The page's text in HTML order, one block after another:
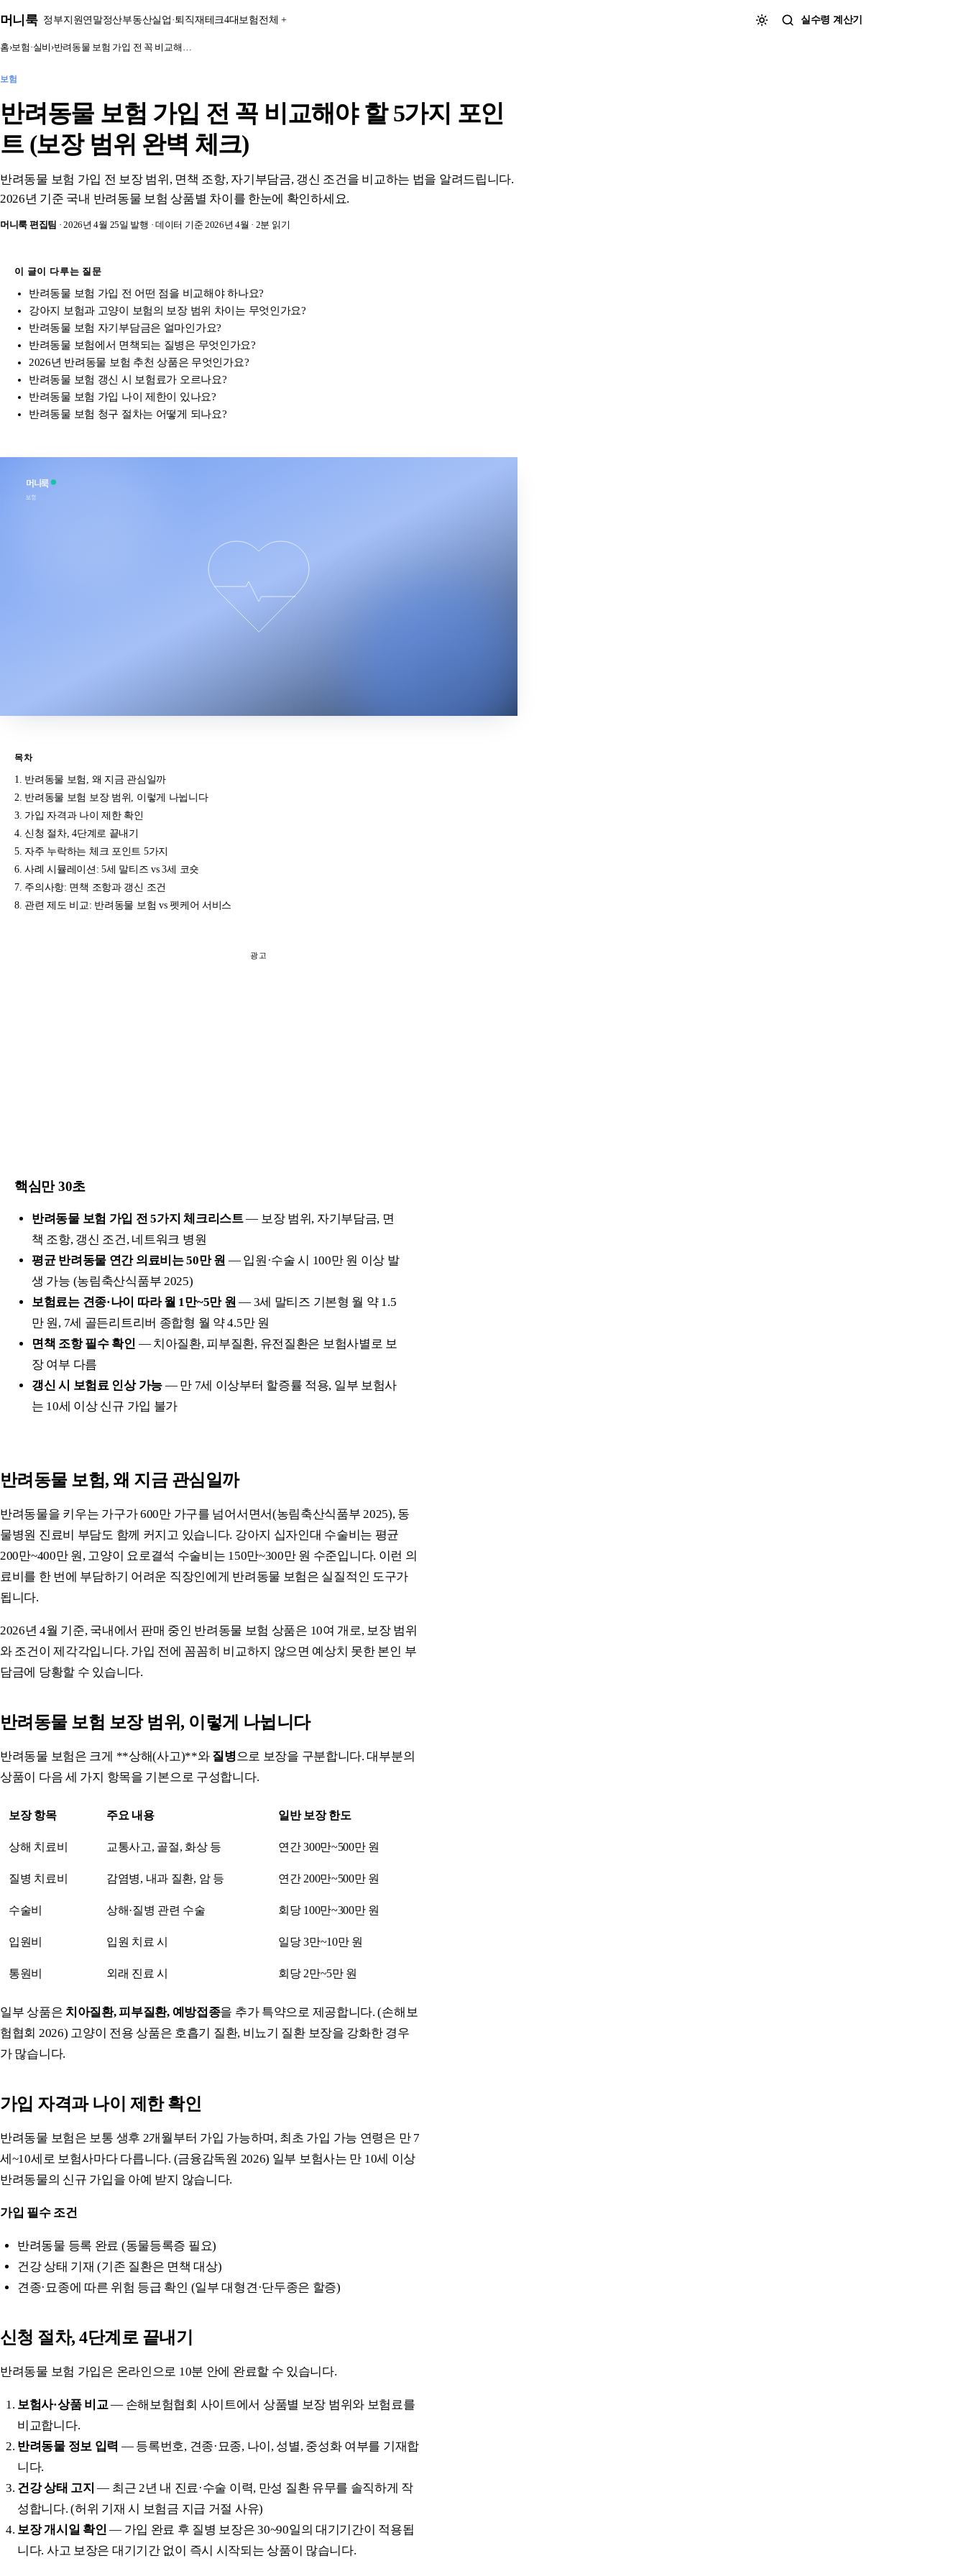
머니룩 정부지원연말정산부동산실업·퇴직재테크4대보험 전체 + 실수령 계산기
홈›보험·실비 ›반려동물 보험 가입 전 꼭 비교해…
보험
반려동물 보험 가입 전 꼭 비교해야 할 5가지 포인
트 (보장 범위 완벽 체크)
반려동물 보험 가입 전 보장 범위, 면책 조항, 자기부담금, 갱신 조건을 비교하는 법을 알려드립니다.
2026년 기준 국내 반려동물 보험 상품별 차이를 한눈에 확인하세요.
머니룩 편집팀 · 2026년 4월 25일 발행 · 데이터 기준 2026년 4월 · 2분 읽기
이 글이 다루는 질문
반려동물 보험 가입 전 어떤 점을 비교해야 하나요?
강아지 보험과 고양이 보험의 보장 범위 차이는 무엇인가요?
반려동물 보험 자기부담금은 얼마인가요?
반려동물 보험에서 면책되는 질병은 무엇인가요?
2026년 반려동물 보험 추천 상품은 무엇인가요?
반려동물 보험 갱신 시 보험료가 오르나요?
반려동물 보험 가입 나이 제한이 있나요?
반려동물 보험 청구 절차는 어떻게 되나요?
머니룩
보험
목차
반려동물 보험, 왜 지금 관심일까
반려동물 보험 보장 범위, 이렇게 나뉩니다
가입 자격과 나이 제한 확인
신청 절차, 4단계로 끝내기
자주 누락하는 체크 포인트 5가지
사례 시뮬레이션: 5세 말티즈 vs 3세 코숏
주의사항: 면책 조항과 갱신 조건
관련 제도 비교: 반려동물 보험 vs 펫케어 서비스
광고
핵심만 30초
반려동물 보험 가입 전 5가지 체크리스트— 보장 범위, 자기부담금, 면
책 조항, 갱신 조건, 네트워크 병원
평균 반려동물 연간 의료비는 50만 원 — 입원·수술 시 100만 원 이상 발
생 가능 (농림축산식품부 2025)
보험료는 견종·나이 따라 월 1만~5만 원 — 3세 말티즈 기본형 월 약 1.5
만 원, 7세 골든리트리버 종합형 월 약 4.5만 원
면책 조항 필수 확인 — 치아질환, 피부질환, 유전질환은 보험사별로 보
장 여부 다름
갱신 시 보험료 인상 가능— 만 7세 이상부터 할증률 적용, 일부 보험사
는 10세 이상 신규 가입 불가
반려동물 보험, 왜 지금 관심일까
반려동물을 키우는 가구가 600만 가구를 넘어서면서(농림축산식품부 2025), 동
물병원 진료비 부담도 함께 커지고 있습니다. 강아지 십자인대 수술비는 평균
200만~400만 원, 고양이 요로결석 수술비는 150만~300만 원 수준입니다. 이런 의
료비를 한 번에 부담하기 어려운 직장인에게 반려동물 보험은 실질적인 도구가
됩니다.
2026년 4월 기준, 국내에서 판매 중인 반려동물 보험 상품은 10여 개로, 보장 범위
와 조건이 제각각입니다. 가입 전에 꼼꼼히 비교하지 않으면 예상치 못한 본인 부
담금에 당황할 수 있습니다.
반려동물 보험 보장 범위, 이렇게 나뉩니다
반려동물 보험은 크게 **상해(사고)**와 질병 으로 보장을 구분합니다. 대부분의
상품이 다음 세 가지 항목을 기본으로 구성합니다.
보장 항목 주요 내용 일반 보장 한도
상해 치료비 교통사고, 골절, 화상 등 연간 300만~500만 원
질병 치료비 감염병, 내과 질환, 암 등 연간 200만~500만 원
수술비 상해·질병 관련 수술 회당 100만~300만 원
입원비 입원 치료 시 일당 3만~10만 원
통원비 외래 진료 시 회당 2만~5만 원
일부 상품은 치아질환, 피부질환, 예방접종을 추가 특약으로 제공합니다. (손해보
험협회 2026) 고양이 전용 상품은 호흡기 질환, 비뇨기 질환 보장을 강화한 경우
가 많습니다.
가입 자격과 나이 제한 확인
반려동물 보험은 보통 생후 2개월부터 가입 가능하며, 최초 가입 가능 연령은 만 7
세~10세로 보험사마다 다릅니다. (금융감독원 2026) 일부 보험사는 만 10세 이상
반려동물의 신규 가입을 아예 받지 않습니다.
가입 필수 조건
반려동물 등록 완료 (동물등록증 필요)
건강 상태 기재 (기존 질환은 면책 대상)
견종·묘종에 따른 위험 등급 확인 (일부 대형견·단두종은 할증)
신청 절차, 4단계로 끝내기
반려동물 보험 가입은 온라인으로 10분 안에 완료할 수 있습니다.
보험사·상품 비교 — 손해보험협회 사이트에서 상품별 보장 범위와 보험료를
비교합니다.
반려동물 정보 입력 — 등록번호, 견종·묘종, 나이, 성별, 중성화 여부를 기재합
니다.
건강 상태 고지 — 최근 2년 내 진료·수술 이력, 만성 질환 유무를 솔직하게 작
성합니다. (허위 기재 시 보험금 지급 거절 사유)
보장 개시일 확인 — 가입 완료 후 질병 보장은 30~90일의 대기기간이 적용됩
니다. 사고 보장은 대기기간 없이 즉시 시작되는 상품이 많습니다.